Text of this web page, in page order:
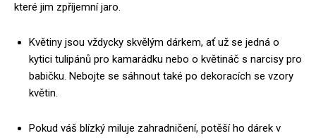
které jim zpříjemní jaro.
Květiny jsou vždycky skvělým dárkem, ať už se jedná o
kytici tulipánů pro kamarádku nebo o květináč s narcisy pro
babičku. Nebojte se sáhnout také po dekoracích se vzory
květin.
Pokud váš blízký miluje zahradničení, potěší ho dárek v